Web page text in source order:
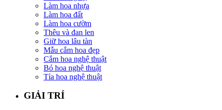
Làm hoa nhựa
Làm hoa đất
Làm hoa cườm
Thêu và đan len
Giữ hoa lâu tàn
Mẫu cắm hoa đẹp
Cắm hoa nghệ thuật
Bó hoa nghệ thuật
Tỉa hoa nghệ thuật
GIẢI TRÍ